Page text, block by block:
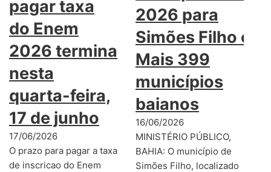
pagar taxa
do Enem
2026 termina
nesta
quarta-feira,
17 de junho
17/06/2026
O prazo para pagar a taxa
de inscricao do Enem
2026 para
Simões Filho e
Mais 399
municípios
baianos
16/06/2026
MINISTÉRIO PÚBLICO,
BAHIA: O município de
Simões Filho, localizado